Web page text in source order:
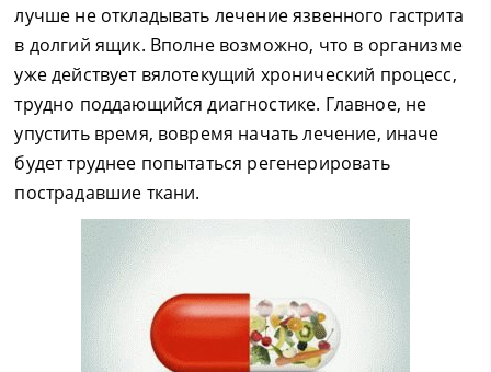
лучше не откладывать лечение язвенного гастрита
в долгий ящик. Вполне возможно, что в организме
уже действует вялотекущий хронический процесс,
трудно поддающийся диагностике. Главное, не
упустить время, вовремя начать лечение, иначе
будет труднее попытаться регенерировать
пострадавшие ткани.